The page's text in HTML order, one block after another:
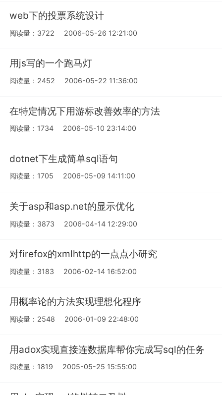
web下的投票系统设计
阅读量：3722 2006-05-26 12:21:00
用js写的一个跑马灯
阅读量：2452 2006-05-22 11:36:00
在特定情况下用游标改善效率的方法
阅读量：1734 2006-05-10 23:14:00
dotnet下生成简单sql语句
阅读量：1705 2006-05-09 14:11:00
关于asp和asp.net的显示优化
阅读量：3873 2006-04-14 12:29:00
对firefox的xmlhttp的一点点小研究
阅读量：3183 2006-02-14 16:52:00
用概率论的方法实现理想化程序
阅读量：2548 2006-01-09 22:48:00
用adox实现直接连数据库帮你完成写sql的任务
阅读量：1819 2005-05-25 15:55:00